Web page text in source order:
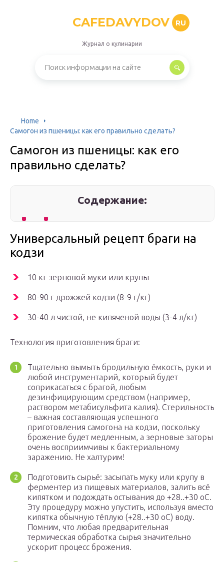
CAFEDAVYDOV RU
Журнал о кулинарии
Home
Самогон из пшеницы: как его правильно сделать?
Самогон из пшеницы: как его
правильно сделать?
Содержание:
Универсальный рецепт браги на
кодзи
10 кг зерновой муки или крупы
80-90 г дрожжей кодзи (8-9 г/кг)
30-40 л чистой, не кипяченой воды (3-4 л/кг)
Технология приготовления браги:
Тщательно вымыть бродильную ёмкость, руки и
любой инструментарий, который будет
соприкасаться с брагой, любым
дезинфицирующим средством (например,
раствором метабисульфита калия). Стерильность
– важная составляющая успешного
приготовления самогона на кодзи, поскольку
брожение будет медленным, а зерновые заторы
очень восприимчивы к бактериальному
заражению. Не халтурим!
Подготовить сырьё: засыпать муку или крупу в
ферментер из пищевых материалов, залить всё
кипятком и подождать остывания до +28..+30 оС.
Эту процедуру можно упустить, используя вместо
кипятка обычную тёплую (+28..+30 оС) воду.
Помним, что любая предварительная
термическая обработка сырья значительно
ускорит процесс брожения.